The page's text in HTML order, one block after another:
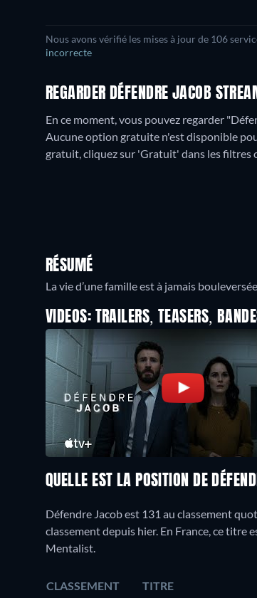
Nous avons vérifié les mises à jour de 106
incorrecte
REGARDER DÉFENDRE JACOB
En ce moment, vous pouvez regarder
Aucune option gratuite n'est disponible
gratuit, cliquez sur 'Gratuit' dans les filtres
RÉSUMÉ
La vie d’une famille est à jamais
VIDEOS: TRAILERS, TEASERS,
QUELLE EST LA POSITION DE
Défendre Jacob est 131 au classement
classement depuis hier. En France, ce
Mentalist.
CLASSEMENT TITRE